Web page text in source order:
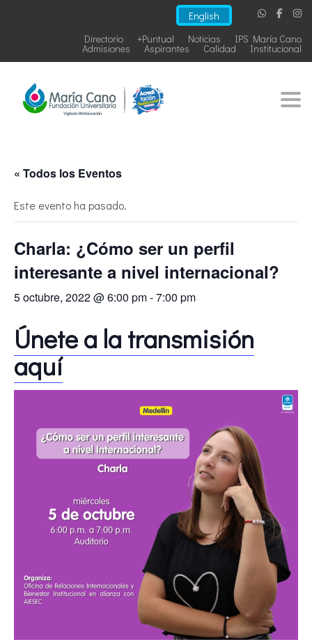
English
IPS María Cano
Noticias
+Puntual
Directorio
Institucional
Calidad
Aspirantes
Admisiones
« Todos los Eventos
Este evento ha pasado.
Charla: ¿Cómo ser un perfil
interesante a nivel internacional?
5 octubre, 2022 @ 6:00 pm-7:00 pm
Únete a la transmisión
aquí